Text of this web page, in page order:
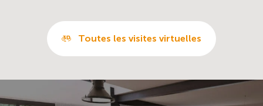
Toutes les visites virtuelles